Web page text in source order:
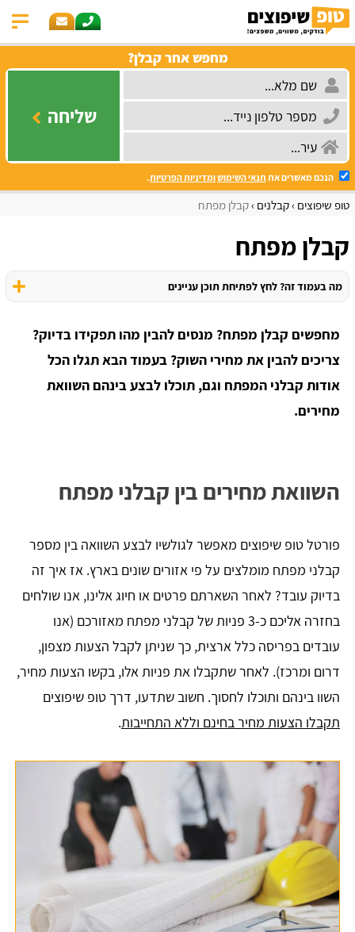
מחפש אחר קבלן?
שליחה
הנכם מאשרים את תנאי השימושומדיניות הפרטיות.
טופ שיפוצים קבלנים קבלן מפתח
קבלן מפתח
מה בעמוד זה? לחץ לפתיחת תוכן עניינים
מחפשים קבלן מפתח? מנסים להבין מהו תפקידו בדיוק?
צריכים להבין את מחירי השוק? בעמוד הבא תגלו הכל
אודות קבלני המפתח וגם, תוכלו לבצע בינהם השוואת
מחירים.
השוואת מחירים בין קבלני מפתח
פורטל טופ שיפוצים מאפשר לגולשיו לבצע השוואה בין מספר
קבלני מפתח מומלצים על פי אזורים שונים בארץ. אז איך זה
בדיוק עובד? לאחר השארתם פרטים או חיוג אלינו, אנו שולחים
בחזרה אליכם כ-3 פניות של קבלני מפתח מאזורכם (אנו
עובדים בפריסה כלל ארצית, כך שניתן לקבל הצעות מצפון,
דרום ומרכז). לאחר שתקבלו את פניות אלו, בקשו הצעות מחיר,
השוו בינהם ותוכלו לחסוך. חשוב שתדעו, דרך טופ שיפוצים
תקבלו הצעות מחיר בחינם וללא התחייבות.